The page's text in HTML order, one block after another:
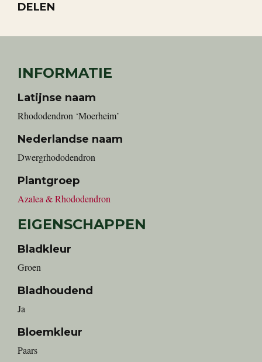
DELEN
INFORMATIE
Latijnse naam
Rhododendron ‘Moerheim’
Nederlandse naam
dwergrhododendron
Plantgroep
Azalea & Rhododendron
EIGENSCHAPPEN
Bladkleur
Groen
Bladhoudend
Ja
Bloemkleur
Paars